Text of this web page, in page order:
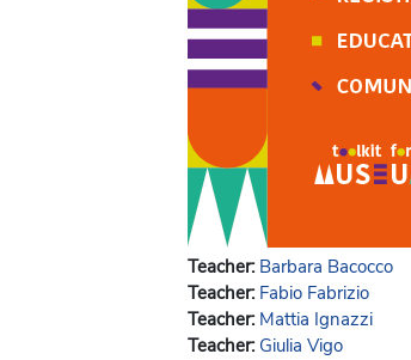
Teacher: Barbara Bacocco
Teacher: Fabio Fabrizio
Teacher: Mattia Ignazzi
Teacher: Giulia Vigo